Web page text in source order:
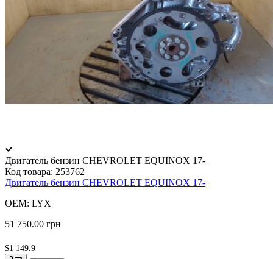
Двигатель бензин CHEVROLET EQUINOX 17-
Код товара: 253762
Двигатель бензин CHEVROLET EQUINOX 17-
OEM: LYX
51 750.00 грн
$1 149.9